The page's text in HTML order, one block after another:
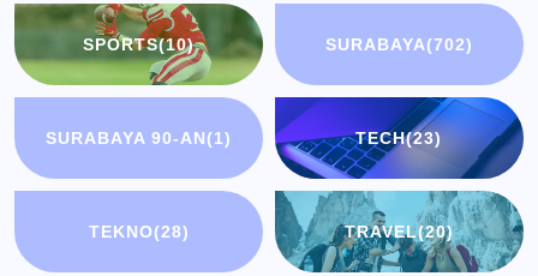
SPORTS(10) SURABAYA(702)
SURABAYA 90-AN(1) TECH(23)
TEKNO(28) TRAVEL(20)